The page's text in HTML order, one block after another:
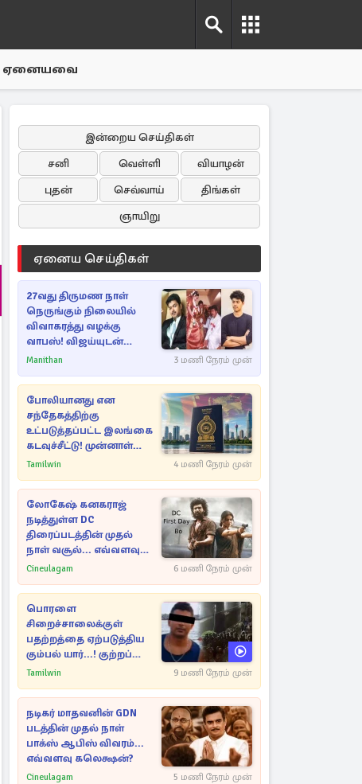
ஏனையவை
இன்றைய செய்திகள்
சனி
வெள்ளி
வியாழன்
புதன்
செவ்வாய்
திங்கள்
ஞாயிறு
ஏனைய செய்திகள்
27வது திருமண நாள்
நெருங்கும் நிலையில்
விவாகரத்து வழக்கு
வாபஸ்! விஜய்யுடன்
மீண்டும் இணைவாரா?
Manithan 3 மணி நேரம் முன்
போலியானது என
சந்தேகத்திற்கு
உட்படுத்தப்பட்ட இலங்கை
கடவுச்சீட்டு! முன்னாள்
எம்.பிக்கு
சிக்கல்
Tamilwin 4 மணி நேரம் முன்
லோகேஷ் கனகராஜ்
நடித்துள்ள DC
திரைப்படத்தின் முதல்
நாள் வசூல்... எவ்வளவு
தெரியுமா?
Cineulagam 6 மணி நேரம் முன்
பொரளை
சிறைச்சாலைக்குள்
பதற்றத்தை ஏற்படுத்திய
கும்பல் யார்...! குற்றப்
பின்னணி தொடர்பில்
Tamilwin 9 மணி நேரம் முன்
நடிகர் மாதவனின் GDN
படத்தின் முதல் நாள்
பாக்ஸ் ஆபிஸ் விவரம்...
எவ்வளவு கலெக்ஷன்?
Cineulagam 5 மணி நேரம் முன்